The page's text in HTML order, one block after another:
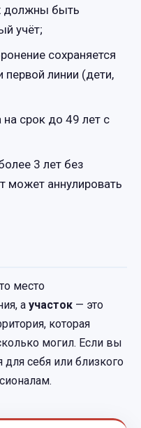
должны быть
учёт;
сохраняется
первой линии (дети,
срок до 49 лет с
3 лет без
может аннулировать
место
а участок — это
которая
могил. Если вы
себя или близкого